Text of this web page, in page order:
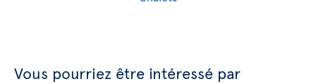
Vous pourriez être intéressé par